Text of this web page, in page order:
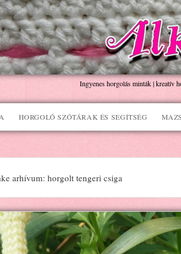
Ingyenes horgolás minták | kreatív
HORGOLÓ SZÓTÁRAK ÉS SEGÍTSÉG
arhívum: horgolt tengeri csiga